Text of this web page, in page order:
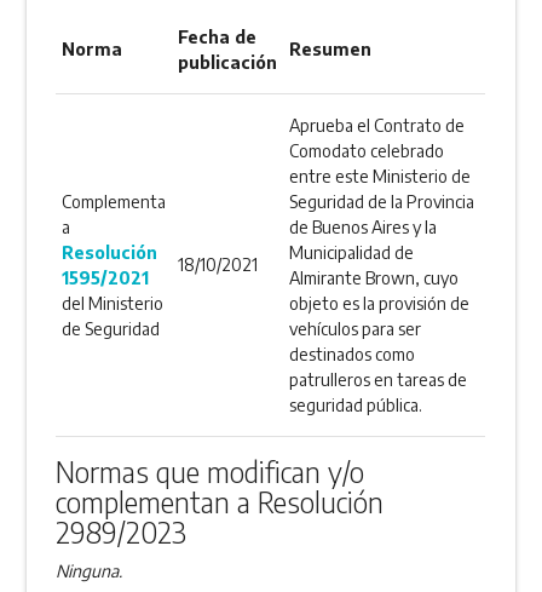
Norma
Fecha de
publicación
Resumen
Complementa
a
Resolución
1595/2021
del Ministerio
de Seguridad
18/10/2021
Aprueba el Contrato de
Comodato celebrado
entre este Ministerio de
Seguridad de la Provincia
de Buenos Aires y la
Municipalidad de
Almirante Brown, cuyo
objeto es la provisión de
vehículos para ser
destinados como
patrulleros en tareas de
seguridad pública.
Normas que modifican y/o
complementan a Resolución
2989/2023
Ninguna.